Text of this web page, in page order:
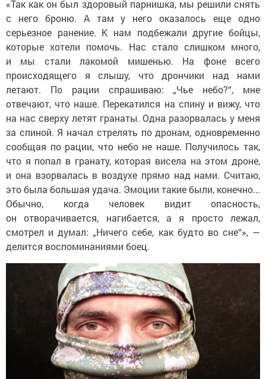
«Так как он был здоровый парнишка, мы решили снять
с него броню. А там у него оказалось еще одно
серьезное ранение. К нам подбежали другие бойцы,
которые хотели помочь. Нас стало слишком много,
и мы стали лакомой мишенью. На фоне всего
происходящего я слышу, что дрончики над нами
летают. По рации спрашиваю: „Чье небо?“, мне
отвечают, что наше. Перекатился на спину и вижу, что
на нас сверху летят гранаты. Одна разорвалась у меня
за спиной. Я начал стрелять по дронам, одновременно
сообщая по рации, что небо не наше. Получилось так,
что я попал в гранату, которая висела на этом дроне,
и она взорвалась в воздухе прямо над нами. Считаю,
это была большая удача. Эмоции такие были, конечно...
Обычно, когда человек видит опасность,
он отворачивается, нагибается, а я просто лежал,
смотрел и думал: „Ничего себе, как будто во сне“», —
делится воспоминаниями боец.